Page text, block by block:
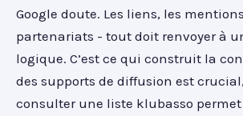
Google doute. Les liens, les
partenariats - tout doit renvoyer à
logique. C’est ce qui construit la
des supports de diffusion est
consulter une liste klubasso